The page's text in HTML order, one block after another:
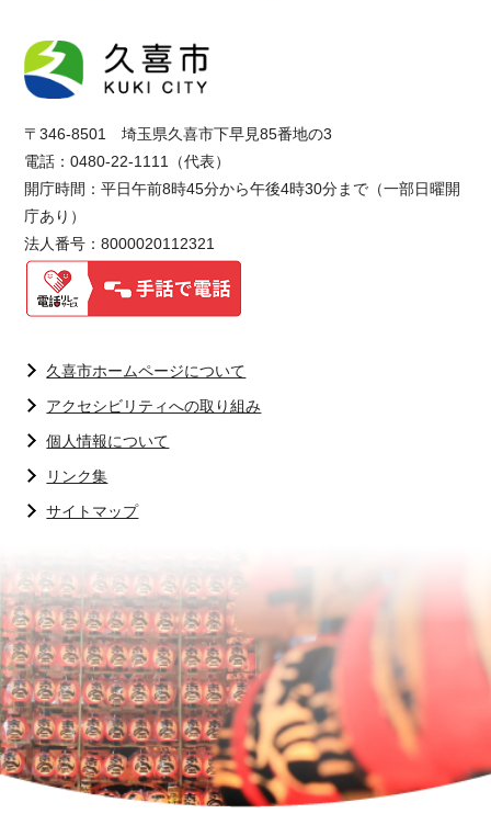
〒346-8501 埼玉県久喜市下早見85番地の3
電話：0480-22-1111（代表）
開庁時間：平日午前8時45分から午後4時30分まで（一部日曜開
庁あり）
法人番号：8000020112321
久喜市ホームページについて
アクセシビリティへの取り組み
個人情報について
リンク集
サイトマップ